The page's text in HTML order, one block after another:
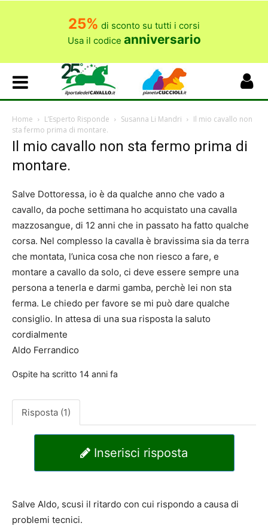
25% di sconto su tutti i corsi
Usa il codice anniversario
Home L’Esperto Risponde Susanna Li Mandri
Il mio cavallo non
sta fermo prima di montare.
Il mio cavallo non sta fermo prima di
montare.
Salve Dottoressa, io è da qualche anno che vado a
cavallo, da poche settimana ho acquistato una cavalla
mazzosangue, di 12 anni che in passato ha fatto qualche
corsa. Nel complesso la cavalla è bravissima sia da terra
che montata, l’unica cosa che non riesco a fare, e
montare a cavallo da solo, ci deve essere sempre una
persona a tenerla e darmi gamba, perchè lei non sta
ferma. Le chiedo per favore se mi può dare qualche
consiglio. In attesa di una sua risposta la saluto
cordialmente
Aldo Ferrandico
Ospite ha scritto 14 anni fa
Risposta (1)
Inserisci risposta
Salve Aldo, scusi il ritardo con cui rispondo a causa di
problemi tecnici.